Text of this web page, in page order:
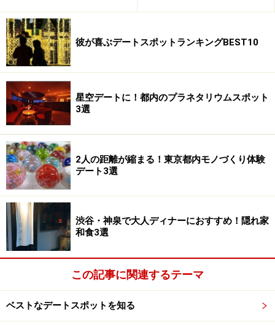
彼が喜ぶデートスポットランキングBEST10
星空デートに！都内のプラネタリウムスポット
3選
2人の距離が縮まる！東京都内モノづくり体験
デート3選
渋谷・神泉で大人ディナーにおすすめ！隠れ家
和食3選
この記事に関連するテーマ
ベストなデートスポットを知る